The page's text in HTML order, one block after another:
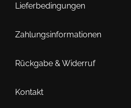
Lieferbedingungen
Zahlungsinformationen
Rückgabe & Widerruf
Kontakt